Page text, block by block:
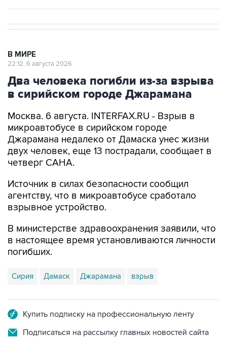
В МИРЕ
22:12, 6 августа 2026
Два человека погибли из-за взрыва
в сирийском городе Джарамана
Москва. 6 августа. INTERFAX.RU - Взрыв в
микроавтобусе в сирийском городе
Джарамана недалеко от Дамаска унес жизни
двух человек, еще 13 пострадали, сообщает в
четверг САНА.
Источник в силах безопасности сообщил
агентству, что в микроавтобусе сработало
взрывное устройство.
В министерстве здравоохранения заявили, что
в настоящее время установливаются личности
погибших.
Сирия Дамаск Джарамана взрыв
Купить подписку на профессиональную ленту
Подписаться на рассылку главных новостей сайта